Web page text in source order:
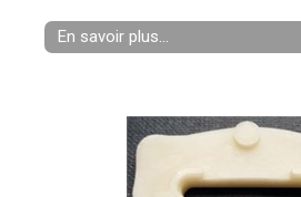
En savoir plus...